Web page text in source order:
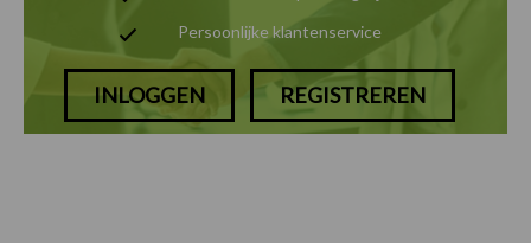
Persoonlijke klantenservice
INLOGGEN REGISTREREN